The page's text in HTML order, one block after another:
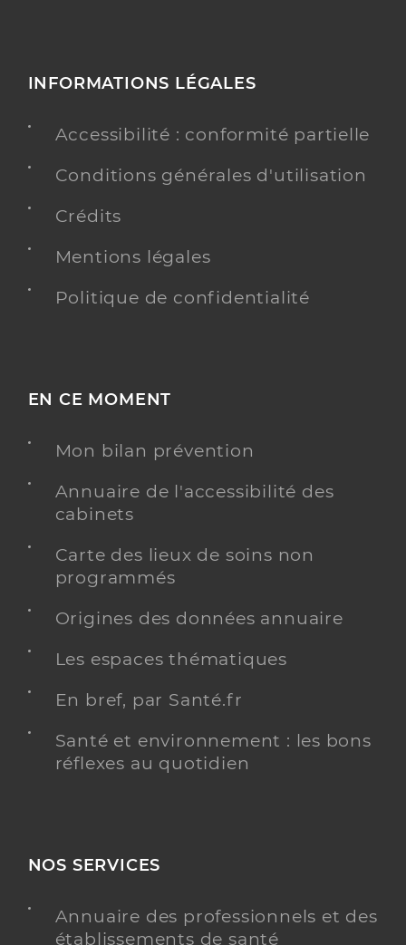
INFORMATIONS LÉGALES
Accessibilité : conformité partielle
Conditions générales d'utilisation
Crédits
Mentions légales
Politique de confidentialité
EN CE MOMENT
Mon bilan prévention
Annuaire de l'accessibilité des
cabinets
Carte des lieux de soins non
programmés
Origines des données annuaire
Les espaces thématiques
En bref, par Santé.fr
Santé et environnement : les bons
réflexes au quotidien
NOS SERVICES
Annuaire des professionnels et des
établissements de santé